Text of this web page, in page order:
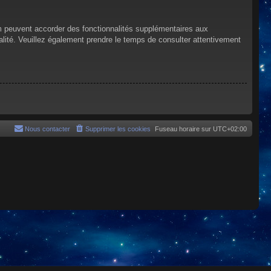
accorder des fonctionnalités supplémentaires aux
Veuillez également prendre le temps de consulter attentivement
Fuseau horaire sur UTC+02:00
Supprimer les cookies
Nous contacter